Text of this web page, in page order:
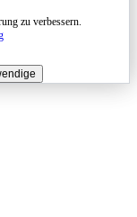
zu verbessern.